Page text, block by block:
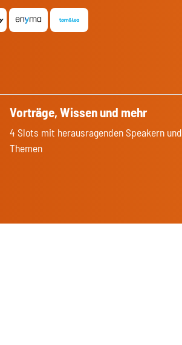
Vorträge, Wissen und mehr
4 Slots mit herausragenden Speakern und
Themen